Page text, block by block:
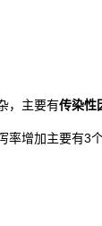
，主要有传染性
率增加主要有3